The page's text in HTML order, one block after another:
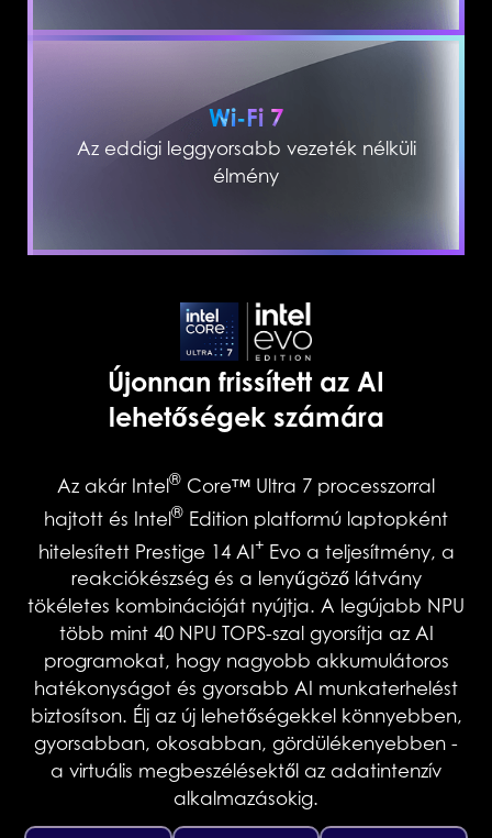
Wi-Fi 7
Az eddigi leggyorsabb vezeték nélküli
élmény
Újonnan frissített az AI
lehetőségek számára
Az akár Intel® Core™ Ultra 7 processzorral
hajtott és Intel® Edition platformú laptopként
hitelesített Prestige 14 AI+ Evo a teljesítmény, a
reakciókészség és a lenyűgöző látvány
tökéletes kombinációját nyújtja. A legújabb NPU
több mint 40 NPU TOPS-szal gyorsítja az AI
programokat, hogy nagyobb akkumulátoros
hatékonyságot és gyorsabb AI munkaterhelést
biztosítson. Élj az új lehetőségekkel könnyebben,
gyorsabban, okosabban, gördülékenyebben -
a virtuális megbeszélésektől az adatintenzív
alkalmazásokig.